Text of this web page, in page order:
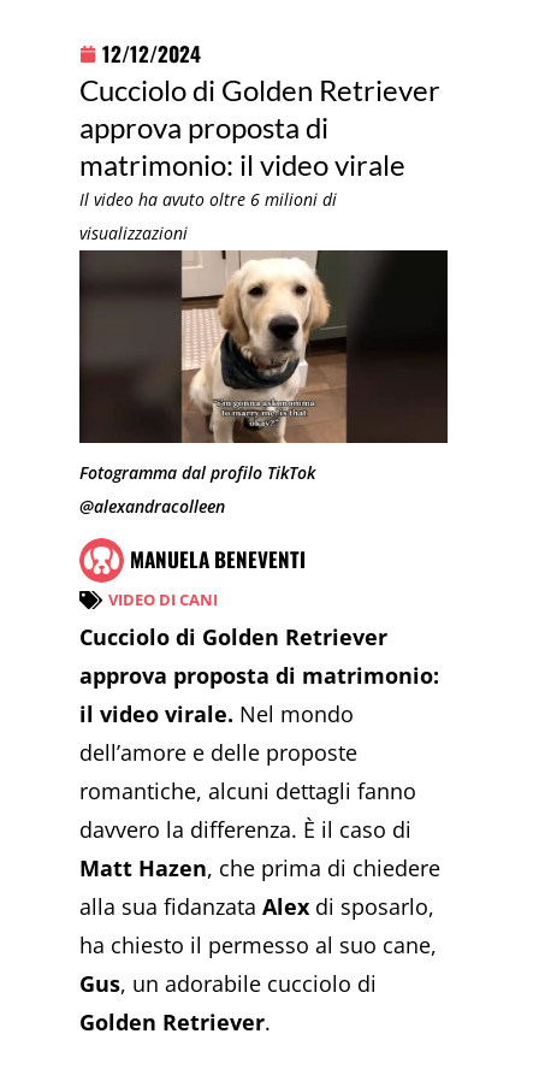
12/12/2024
Cucciolo di Golden Retriever
approva proposta di
matrimonio: il video virale
Il video ha avuto oltre 6 milioni di
visualizzazioni
Fotogramma dal profilo TikTok
@alexandracolleen
MANUELA BENEVENTI
VIDEO DI CANI
Cucciolo di Golden Retriever
approva proposta di matrimonio:
il video virale. Nel mondo
dell’amore e delle proposte
romantiche, alcuni dettagli fanno
davvero la differenza. È il caso di
Matt Hazen, che prima di chiedere
alla sua fidanzataAlex di sposarlo,
ha chiesto il permesso al suo cane,
Gus, un adorabile cucciolo di
Golden Retriever.